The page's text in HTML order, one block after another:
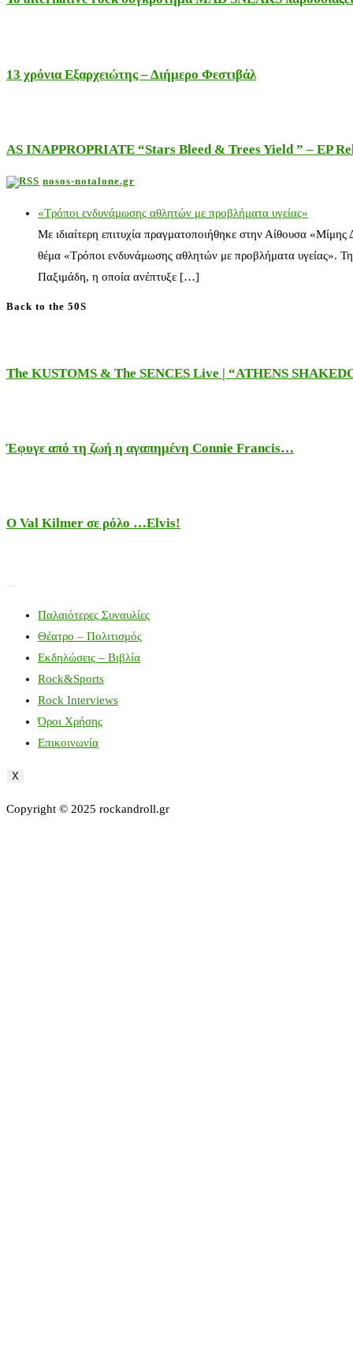
13 χρόνια Εξαρχειώτης – Διήμερο Φεστιβάλ
AS INAPPROPRIATE “Stars Bleed & Trees Yield ” – EP
nosos-notalone.gr
«Τρόποι ενδυνάμωσης αθλητών με προβλήματα υγείας»
Με ιδιαίτερη επιτυχία πραγματοποιήθηκε στην Αίθουσα
θέμα «Τρόποι ενδυνάμωσης αθλητών με προβλήματα υγείας».
Παξιμάδη, η οποία ανέπτυξε […]
Back to the 50S
The KUSTOMS & The SENCES Live | “ATHENS
Έφυγε από τη ζωή η αγαπημένη Connie Francis…
Ο Val Kilmer σε ρόλο …Elvis!
Παλαιότερες Συναυλίες
Θέατρο – Πολιτισμός
Εκδηλώσεις – Βιβλία
Rock&Sports
Rock Interviews
Όροι Χρήσης
Επικοινωνία
X
Copyright © 2025 rockandroll.gr